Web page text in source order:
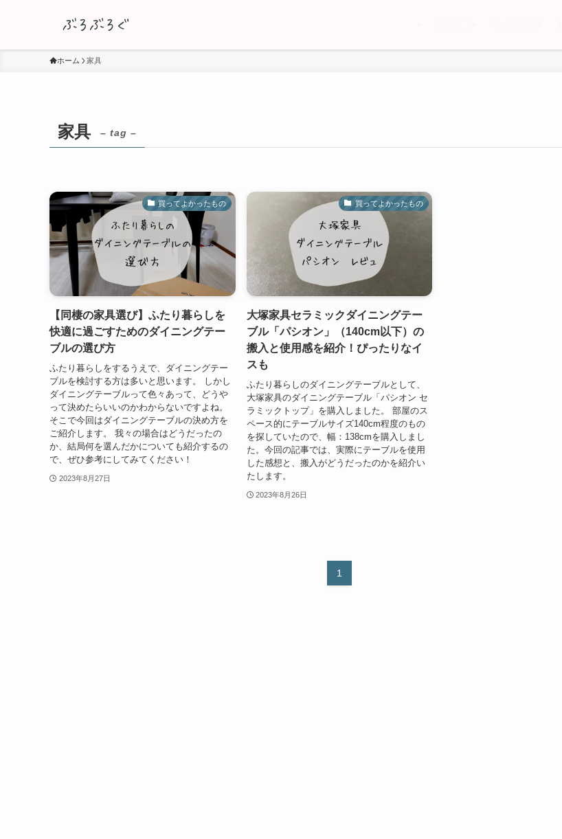
ホーム 家具
家具 – tag –
買ってよかったもの
【同棲の家具選び】ふたり暮らしを
快適に過ごすためのダイニングテー
ブルの選び方
ふたり暮らしをするうえで、ダイニングテー
ブルを検討する方は多いと思います。 しかし
ダイニングテーブルって色々あって、どうや
って決めたらいいのかわからないですよね。
そこで今回はダイニングテーブルの決め方を
ご紹介します。 我々の場合はどうだったの
か、結局何を選んだかについても紹介するの
で、ぜひ参考にしてみてください！
2023年8月27日
買ってよかったもの
大塚家具セラミックダイニングテー
ブル「パシオン」（140cm以下）の
搬入と使用感を紹介！ぴったりなイ
スも
ふたり暮らしのダイニングテーブルとして、
大塚家具のダイニングテーブル「パシオン セ
ラミックトップ」を購入しました。 部屋のス
ペース的にテーブルサイズ140cm程度のもの
を探していたので、幅：138cmを購入しまし
た。今回の記事では、実際にテーブルを使用
した感想と、搬入がどうだったのかを紹介い
たします。
2023年8月26日
1